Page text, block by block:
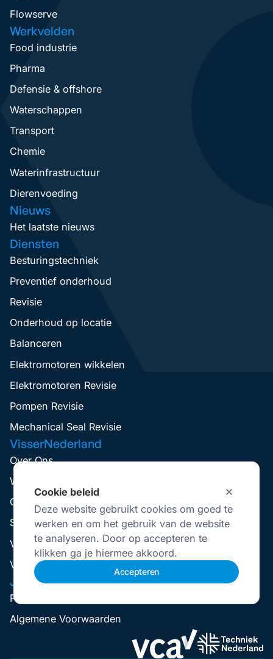
Cookie beleid
Deze website gebruikt cookies om goed te
werken en om het gebruik van de website
te analyseren. Door op accepteren te
klikken ga je hiermee akkoord.
Accepteren
Flowserve
Werkvelden
Food industrie
Pharma
Defensie & offshore
Waterschappen
Transport
Chemie
Waterinfrastructuur
Dierenvoeding
Nieuws
Het laatste nieuws
Diensten
Besturingstechniek
Preventief onderhoud
Revisie
Onderhoud op locatie
Balanceren
Elektromotoren wikkelen
Elektromotoren Revisie
Pompen Revisie
Mechanical Seal Revisie
VisserNederland
Over Ons
Werken Bij
Contact
Service aanvraag
Visser Up-To-Date
Vestigingen
Juridisch
Privacybeleid
Algemene Voorwaarden
Hoe bedoordeel jij je ervaring?
Selecteer
een
Geweldig